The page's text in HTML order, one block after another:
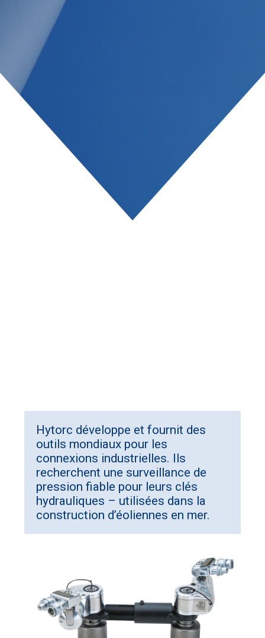
Hytorc développe et fournit des
outils mondiaux pour les
connexions industrielles. Ils
recherchent une surveillance de
pression fiable pour leurs clés
hydrauliques – utilisées dans la
construction d’éoliennes en mer.